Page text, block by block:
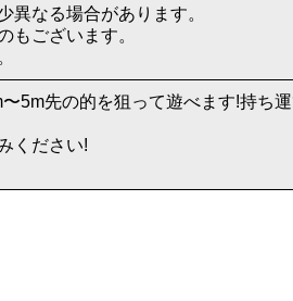
異なる場合があります。
もございます。
5m先の的を狙って遊べます!持ち
ください!